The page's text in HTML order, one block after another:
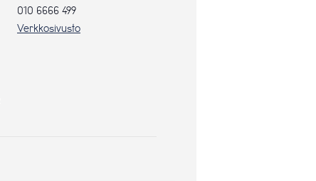
010 6666 499
Verkkosivusto